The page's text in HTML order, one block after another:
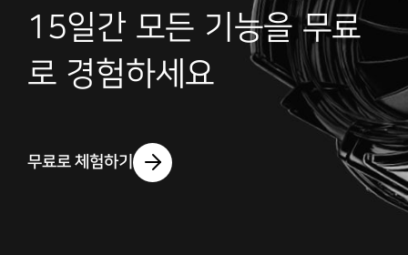
직함 *
자세히보기
15일간 모든 기능을 무료
로 경험하세요
무료로 체험하기